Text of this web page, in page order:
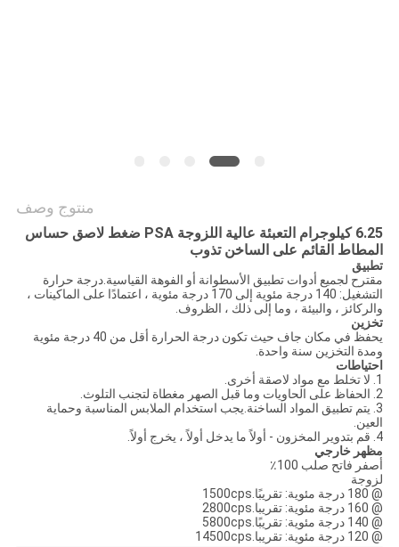
منتوج وصف
6.25 كيلوجرام التعبئة عالية اللزوجة PSA ضغط لاصق حساس
المطاط القائم على الساخن تذوب
تطبيق
مقترح لجميع أدوات تطبيق الأسطوانة أو الفوهة القياسية.درجة حرارة
التشغيل: 140 درجة مئوية إلى 170 درجة مئوية ، اعتمادًا على الماكينات ،
والركائز ، والبيئة ، وما إلى ذلك ، الظروف.
تخزين
يحفظ في مكان جاف حيث تكون درجة الحرارة أقل من 40 درجة مئوية
ومدة التخزين سنة واحدة.
احتياطات
1. لا تخلط مع مواد لاصقة أخرى.
2. الحفاظ على الحاويات وما قبل الصهر مغطاة لتجنب التلوث.
3. يتم تطبيق المواد الساخنة.يجب استخدام الملابس المناسبة وحماية
العين.
4. قم بتدوير المخزون - أولاً ما يدخل أولاً ، يخرج أولاً.
مظهر خارجي
أصفر فاتح صلب 100٪
لزوجة
@ 180 درجة مئوية: تقريبًا.1500cps
@ 160 درجة مئوية: تقريبا.2800cps
@ 140 درجة مئوية: تقريبًا.5800cps
@ 120 درجة مئوية: تقريبا.14500cps